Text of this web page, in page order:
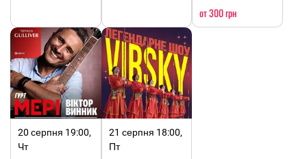
от 300 грн
20 серпня 19:00,
Чт
21 серпня 18:00,
Пт